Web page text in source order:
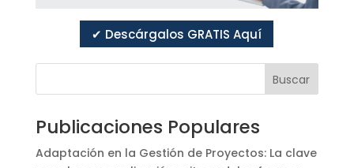
✔ Descárgalos GRATIS Aquí
Buscar
Publicaciones Populares
Adaptación en la Gestión de Proyectos: La clave